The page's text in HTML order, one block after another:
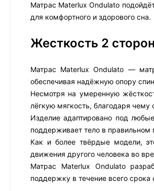
Матрас Materlux Ondulato
для комфортного и здорового сна.
Жесткость 2
Матрас Materlux Ondulato —
обеспечивая надёжную опору
Несмотря на умеренную
лёгкую мягкость, благодаря
Изделие адаптировано под
поддерживает тело в правильном
Как и более твёрдые модели,
движения другого человека во
Матрас Materlux Ondulato
поддержку в течение всего